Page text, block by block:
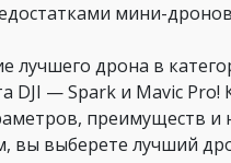
мини-
лучшего дрона в
DJI — Spark и Mavic
преимуществ и
вы выберете лучший